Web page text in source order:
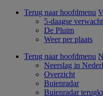
Terug naar hoofdmenu
5-daagse
De Pluim
Weer per plaats
Terug naar hoofdmenu
Neerslag in
Overzicht
Buienradar
Buienradar